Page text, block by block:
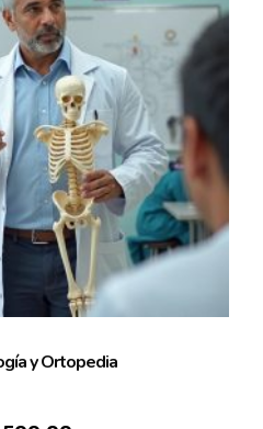
y Ortopedia